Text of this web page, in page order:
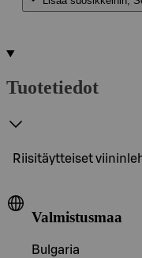
Tuotetiedot
Riisitäytteiset
Valmistusmaa
Bulgaria